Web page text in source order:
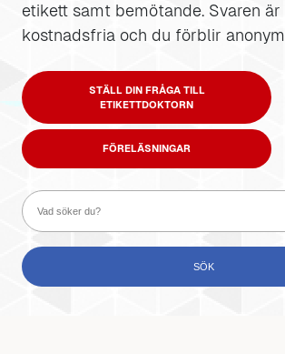
etikett samt bemötande. Svaren är
kostnadsfria och du förblir anonym
STÄLL DIN FRÅGA TILL
ETIKETTDOKTORN
FÖRELÄSNINGAR